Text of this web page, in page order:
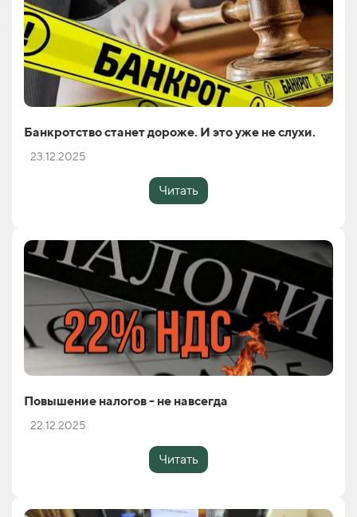
Банкротство станет дороже. И это уже не слухи.
23.12.2025
Читать
Повышение налогов - не навсегда
22.12.2025
Читать